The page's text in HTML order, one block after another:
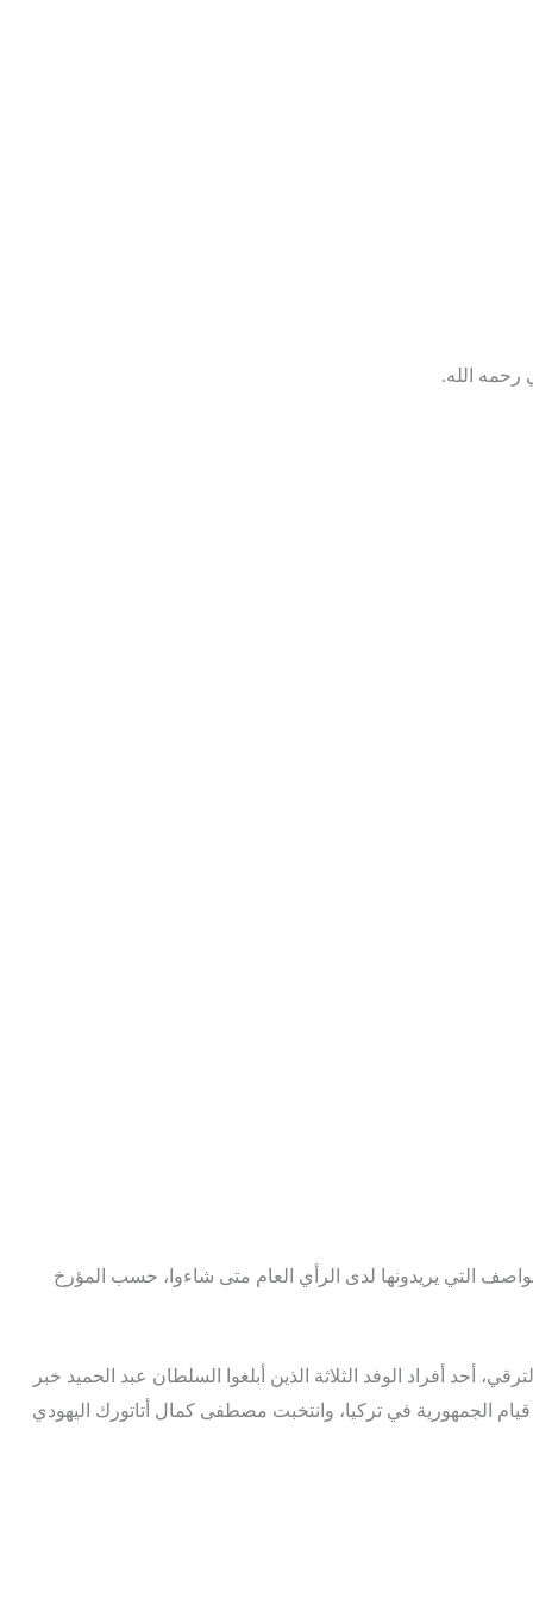
رحمه الله.
التي يريدونها لدى الرأي العام متى شاءوا، حسب المؤرخ
في جمعية الاتحاد والترقي، أحد أفراد الوفد الثلاثة الذين أبلغوا السلطان عبد الحميد خبر
“الدونمة” أيضا، وفي عام 1923 أعلنت الجمعية الوطنية التركية قيام الجمهورية في تركيا، وانتخبت مصطفى كمال أتاتورك اليهودي